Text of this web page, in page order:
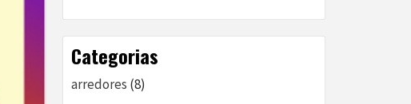
Categorias
arredores (8)